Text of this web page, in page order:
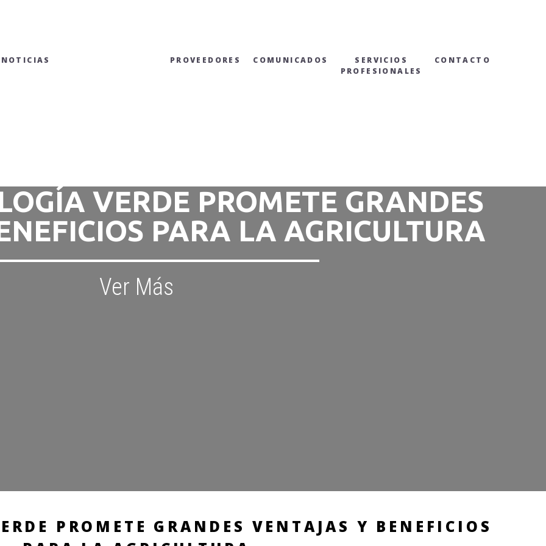
NOTICIAS PROVEEDORES COMUNICADOS
SERVICIOS
PROFESIONALES
CONTACTO
VERDE PROMETE GRANDES
PARA LA AGRICULTURA
Ver Más
PROMETE GRANDES VENTAJAS Y BENEFICIOS